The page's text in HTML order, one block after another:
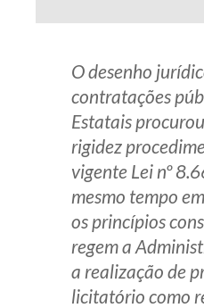
O desenho
contratações
Estatais
rigidez
vigente Lei nº
mesmo tempo
os princípios
regem a
a realização de
licitatório como